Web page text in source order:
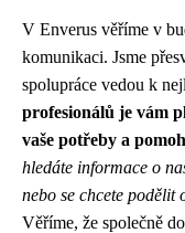
V Enverus věříme v
komunikaci. Jsme
spolupráce vedou k
profesionálů je vám
vaše potřeby a
hledáte informace o
nebo se chcete podělit
Věříme, že společně